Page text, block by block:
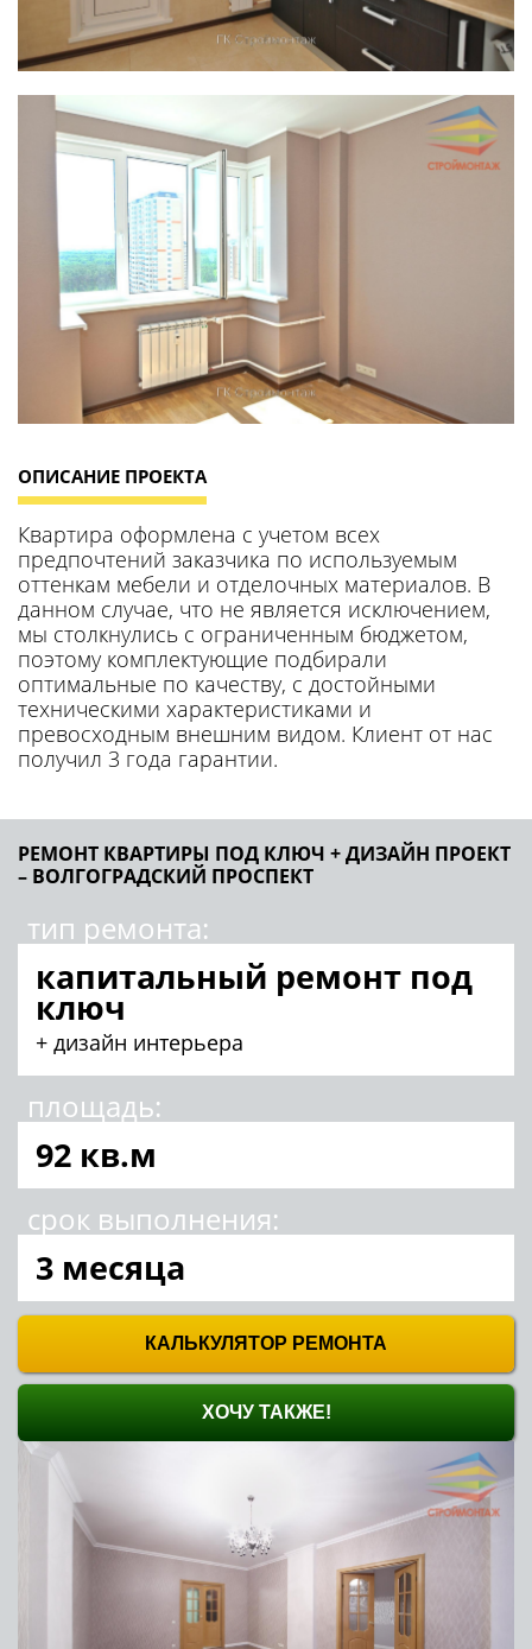
ОПИСАНИЕ ПРОЕКТА
Квартира оформлена с учетом всех
предпочтений заказчика по используемым
оттенкам мебели и отделочных материалов. В
данном случае, что не является исключением,
мы столкнулись с ограниченным бюджетом,
поэтому комплектующие подбирали
оптимальные по качеству, с достойными
техническими характеристиками и
превосходным внешним видом. Клиент от нас
получил 3 года гарантии.
РЕМОНТ КВАРТИРЫ ПОД КЛЮЧ + ДИЗАЙН ПРОЕКТ
– ВОЛГОГРАДСКИЙ ПРОСПЕКТ
тип ремонта:
капитальный ремонт под
ключ
+ дизайн интерьера
площадь:
92 кв.м
срок выполнения:
3 месяца
КАЛЬКУЛЯТОР РЕМОНТА
ХОЧУ ТАКЖЕ!